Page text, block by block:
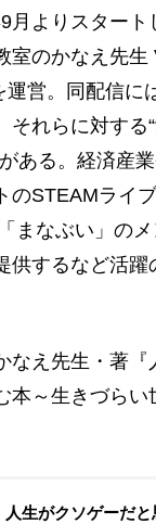
月よりスタート
室のかなえ先生
運営。同配信に
それらに対する
ある。経済産
のSTEAMライ
まなぶい」の
供するなど活躍
なえ先生・著『
本～生きづらい
人生がクソゲーだ